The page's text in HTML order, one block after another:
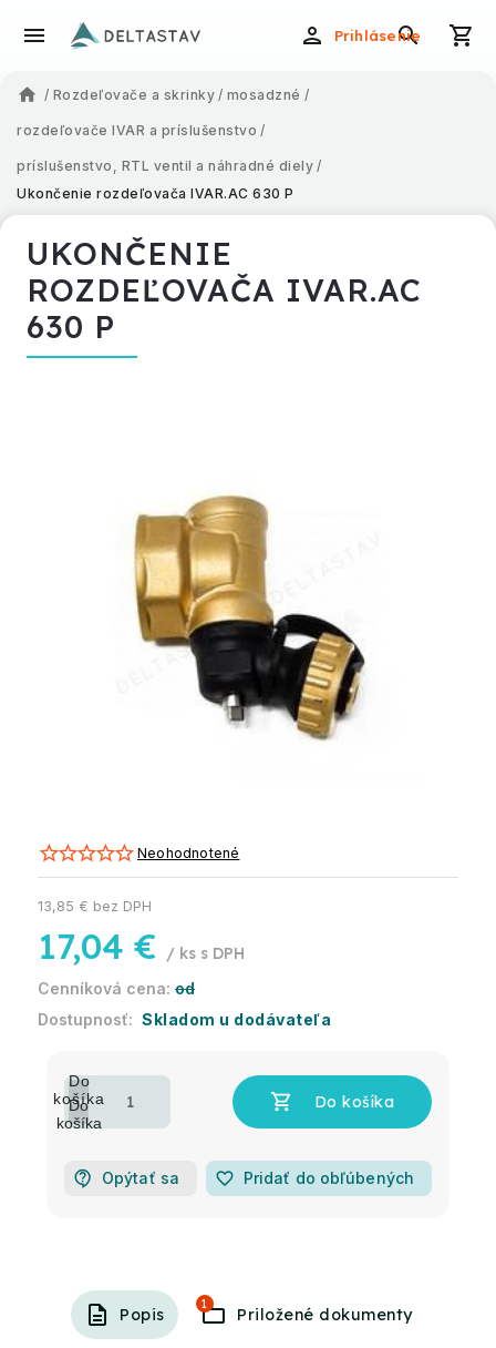
Prihlásenie
/ Rozdeľovače a skrinky / mosadzné /
rozdeľovače IVAR a príslušenstvo /
príslušenstvo, RTL ventil a náhradné diely /
Ukončenie rozdeľovača IVAR.AC 630 P
UKONČENIE
ROZDEĽOVAČA IVAR.AC
630 P
Neohodnotené
od
17,04 € / ks
13,85 € bez DPH
Skladom u dodávateľa
Opýtať sa favorite_border Pridať do obľúbených
Popis
1